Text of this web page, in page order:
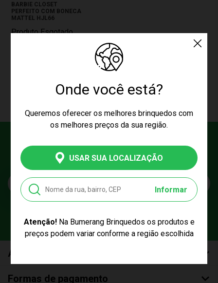
Onde você está?
Queremos oferecer os melhores brinquedos com
os melhores preços da sua região.
USAR SUA LOCALIZAÇÃO
Informar
Atenção!Na Bumerang Brinquedos os produtos e
preços podem variar conforme a região escolhida
BARBIE CLOSET
PERFEITO COM BONECA
MATTEL HJL66
Produto Esgotado
Cadastre seu e-mail
E fique por dentro das promoções e novidades da Bumerang!
E-mail
Atendimento
Formas de pagamento